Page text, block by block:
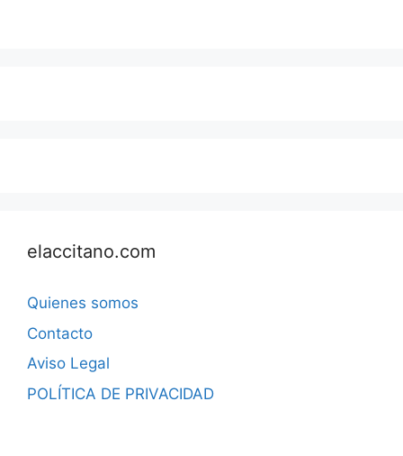
elaccitano.com
Quienes somos
Contacto
Aviso Legal
POLÍTICA DE PRIVACIDAD